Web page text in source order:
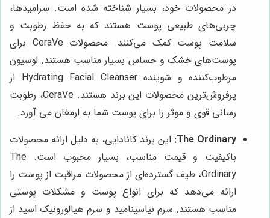
در محصولات خود، بسیار شناخته شده است. سرامیدها،
چربی‌های طبیعی پوست هستند که به حفظ رطوبت و
سلامت پوست کمک می‌کنند. محصولات CeraVe برای
پوست‌های خشک و حساس بسیار مناسب هستند. لوسیون
مرطوب‌کننده و شوینده Hydrating Facial Cleanser از
پرفروش‌ترین محصولات این برند هستند. CeraVe، رطوبت
رسانی قوی و موثر را برای پوست شما به ارمغان می آورد.
The Ordinary: این برند کانادایی، به دلیل ارائه محصولات
باکیفیت و قیمت مناسب، بسیار محبوب است. The
Ordinary، طیف گسترده‌ای از محصولات مراقبت از پوست را
ارائه می‌دهد که برای انواع پوست و مشکلات پوستی
مناسب هستند. سرم نیاسینامید و سرم هیالورونیک اسید از